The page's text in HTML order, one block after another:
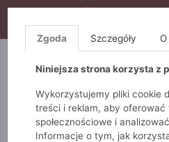
S10), DODATKOWE 15%
5.10.15. QUIOSQUE
Zgoda Szczegóły
Niniejsza strona korzysta z
Wykorzystujemy pliki cookie
treści i reklam, aby oferować
społecznościowe i
Informacje o tym, jak